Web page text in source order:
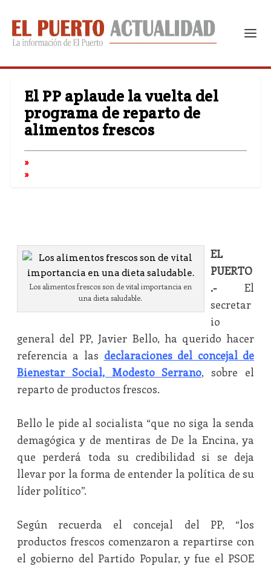
El PP aplaude la vuelta del
programa de reparto de
alimentos frescos
Los alimentos frescos son de vital importancia en
una dieta saludable.
EL
PUERTO
.-El
secretar
io
general del PP, Javier Bello, ha querido hacer
referencia a las declaraciones del concejal de
Bienestar Social, Modesto Serrano, sobre el
reparto de productos frescos.
Bello le pide al socialista “que no siga la senda
demagógica y de mentiras de De la Encina, ya
que perderá toda su credibilidad si se deja
llevar por la forma de entender la política de su
líder político”.
Según recuerda el concejal del PP, “los
productos frescos comenzaron a repartirse con
el gobierno del Partido Popular, y fue el PSOE